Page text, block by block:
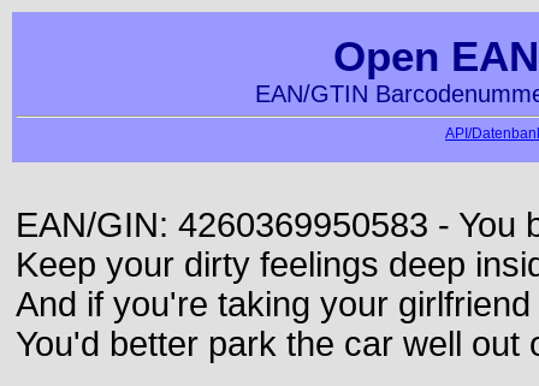
Open
EAN/GTIN
API/
EAN/GIN: 4260369950583 - You
Keep your dirty feelings deep
And if you're taking your
You'd better park the car well out